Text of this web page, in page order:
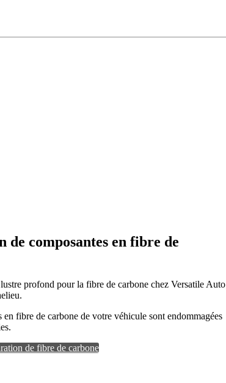
de composantes en fibre de
profond pour la fibre de carbone chez Versatile Auto
en fibre de carbone de votre véhicule sont endommagées
de fibre de carbone